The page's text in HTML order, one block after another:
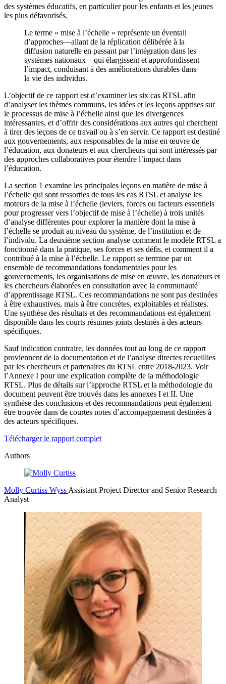
des systèmes éducatifs, en particulier pour les enfants et les jeunes
les plus défavorisés.
Le terme « mise à l’échelle » représente un éventail
d’approches—allant de la réplication délibérée à la
diffusion naturelle en passant par l’intégration dans les
systèmes nationaux—qui élargissent et approfondissent
l’impact, conduisant à des améliorations durables dans
la vie des individus.
L’objectif de ce rapport est d’examiner les six cas RTSL afin
d’analyser les thèmes communs, les idées et les leçons apprises sur
le processus de mise à l’échelle ainsi que les divergences
intéressantes, et d’offrir des considérations aux autres qui cherchent
à tirer des leçons de ce travail ou à s’en servir. Ce rapport est destiné
aux gouvernements, aux responsables de la mise en œuvre de
l’éducation, aux donateurs et aux chercheurs qui sont intéressés par
des approches collaboratives pour étendre l’impact dans
l’éducation.
La section 1 examine les principales leçons en matière de mise à
l’échelle qui sont ressorties de tous les cas RTSL et analyse les
moteurs de la mise à l’échelle (leviers, forces ou facteurs essentiels
pour progresser vers l’objectif de mise à l’échelle) à trois unités
d’analyse différentes pour explorer la manière dont la mise à
l’échelle se produit au niveau du système, de l’institution et de
l’individu. La deuxième section analyse comment le modèle RTSL a
fonctionné dans la pratique, ses forces et ses défis, et comment il a
contribué à la mise à l’échelle. Le rapport se termine par un
ensemble de recommandations fondamentales pour les
gouvernements, les organisations de mise en œuvre, les donateurs et
les chercheurs élaborées en consultation avec la communauté
d’apprentissage RTSL. Ces recommandations ne sont pas destinées
à être exhaustives, mais à être concrètes, exploitables et réalistes.
Une synthèse des résultats et des recommandations est également
disponible dans les courts résumes joints destinés à des acteurs
spécifiques.
Sauf indication contraire, les données tout au long de ce rapport
proviennent de la documentation et de l’analyse directes recueillies
par les chercheurs et partenaires du RTSL entre 2018-2023. Voir
l’Annexe I pour une explication complète de la méthodologie
RTSL. Plus de détails sur l’approche RTSL et la méthodologie du
document peuvent être trouvés dans les annexes I et II. Une
synthèse des conclusions et des recommandations peut également
être trouvée dans de courtes notes d’accompagnement destinées à
des acteurs spécifiques.
Télécharger le rapport complet
Authors
Molly Curtiss Wyss Assistant Project Director and Senior Research
Analyst